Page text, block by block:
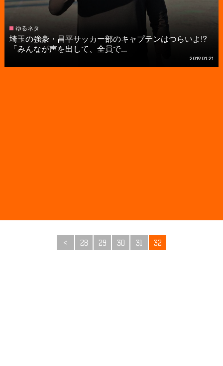
ゆるネタ
埼玉の強豪・昌平サッカー部のキャプテンはつらいよ!?
「みんなが声を出して、全員で...
2019.01.21
< 28 29 30 31 32